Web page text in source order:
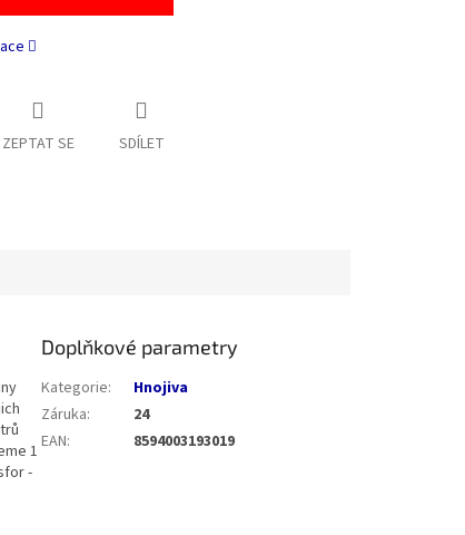
ZEPTAT SE SDÍLET
1
-
Doplňkové parametry
Kategorie:
Hnojiva
Záruka:
24
EAN: 8594003193019